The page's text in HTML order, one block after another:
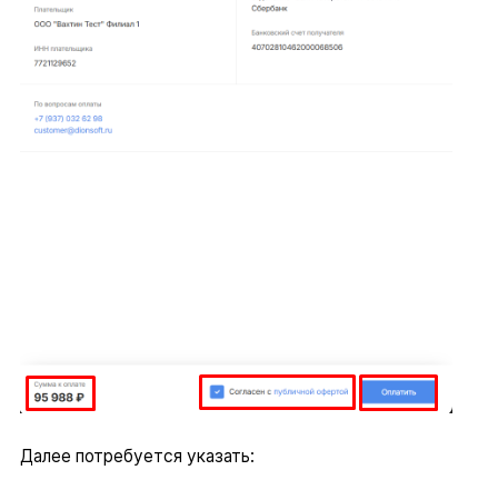
Далее потребуется указать: